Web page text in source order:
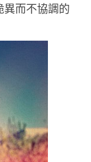
而不協調的